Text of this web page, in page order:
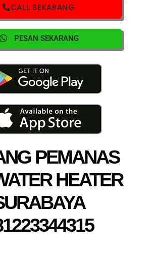
PEMANAS
HEATER
CALL SEKARANG
PESAN SEKARANG